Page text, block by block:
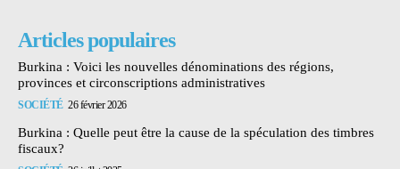
Articles populaires
Burkina : Voici les nouvelles dénominations des régions,
provinces et circonscriptions administratives
SOCIÉTÉ 26 février 2026
Burkina : Quelle peut être la cause de la spéculation des timbres
fiscaux?